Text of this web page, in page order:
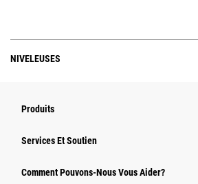
NIVELEUSES
Produits
Services Et Soutien
Comment Pouvons-Nous Vous Aider?